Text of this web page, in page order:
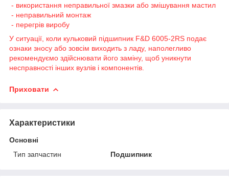
- використання неправильної змазки або змішування мастил
- неправильний монтаж
- перегрів виробу
У ситуації, коли кульковий підшипник F&D 6005-2RS подає
ознаки зносу або зовсім виходить з ладу, наполегливо
рекомендуємо здійснювати його заміну, щоб уникнути
несправності інших вузлів і компонентів.
Приховати
Характеристики
Основні
Тип запчастин
Подшипник